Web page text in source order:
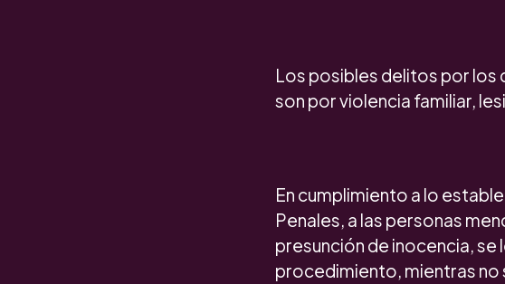
Los posibles delitos por los
son por violencia familiar,
En cumplimiento a lo
Penales, a las personas
presunción de inocencia,
procedimiento, mientras no